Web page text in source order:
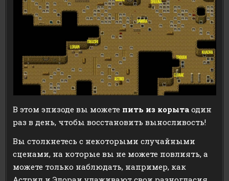
В этом эпизоде вы можете пить из корытаодин
раз в день, чтобы восстановить выносливость!
Вы столкнетесь с некоторыми случайными
сценами, на которые вы не можете повлиять, а
можете только наблюдать, например, как